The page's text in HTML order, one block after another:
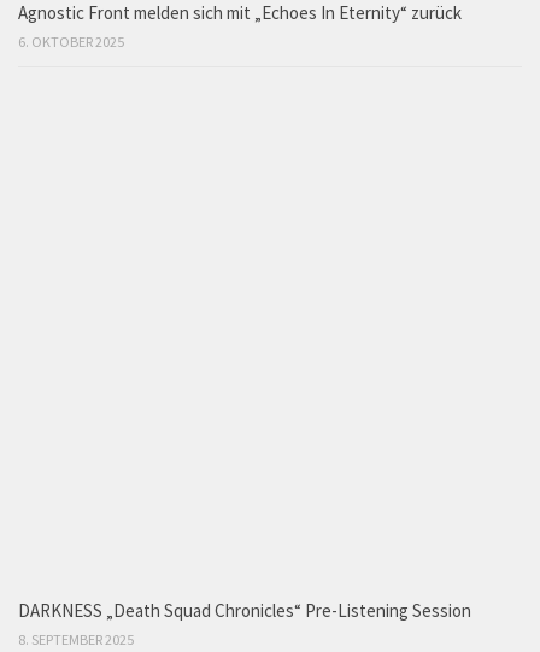
Agnostic Front melden sich mit „Echoes In Eternity“ zurück
6. OKTOBER 2025
DARKNESS „Death Squad Chronicles“ Pre-Listening Session
8. SEPTEMBER 2025